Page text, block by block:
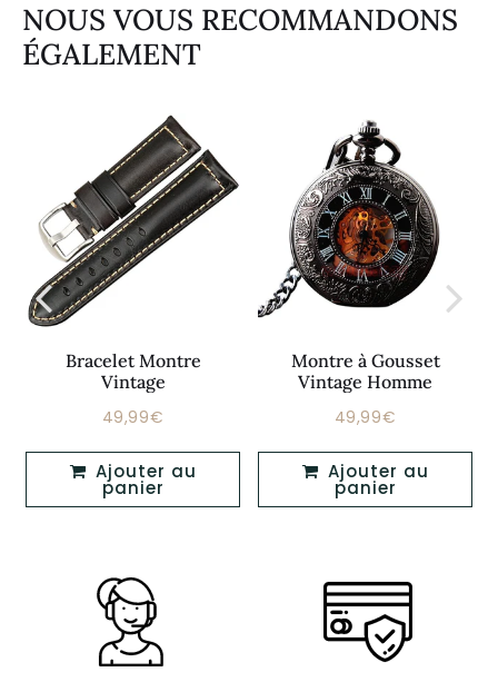
NOUS VOUS RECOMMANDONS
ÉGALEMENT
Bracelet Montre
Vintage
Prix
49,99€
panier
Montre à Gousset
Vintage Homme
Prix
49,99€
panier